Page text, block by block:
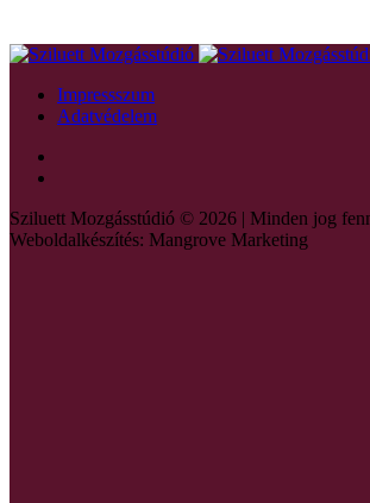
Impressszum
Adatvédelem
Sziluett Mozgásstúdió © 2026 | Minden jog
Weboldalkészítés: Mangrove Marketing